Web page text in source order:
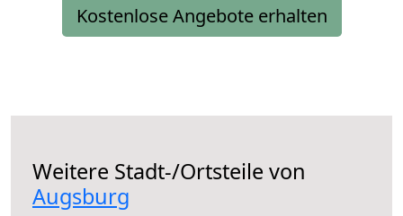
Kostenlose Angebote erhalten
Weitere Stadt-/Ortsteile von
Augsburg